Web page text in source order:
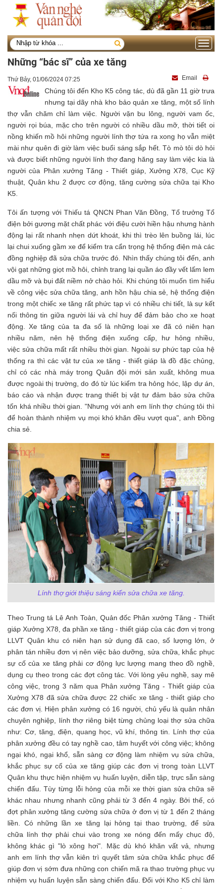
Toggle
Những “bác sĩ” của xe tăng
Thứ Bảy, 01/06/2024 07:25 Email
Chúng tôi đến Kho K5 công tác, dù đã gần 11 giờ trưa
nhưng tại dãy nhà kho bảo quản xe tăng, một số lính
thợ vẫn chăm chỉ làm việc. Người vặn bu lông, người vam ốc,
người rọi búa, mặc cho trên người có nhiều dầu mỡ, thời tiết oi
nồng khiến mồ hôi những người lính thợ tứa ra xong họ vẫn miệt
mài như quên đi giờ làm việc buổi sáng sắp hết. Tò mò tôi dò hỏi
và được biết những người lính thợ đang hăng say làm việc kia là
người của Phân xưởng Tăng - Thiết giáp, Xưởng X78, Cục Kỹ
thuật, Quân khu 2 được cơ động, tăng cường sửa chữa tại Kho
K5.
Tôi ấn tượng với Thiếu tá QNCN Phan Văn Đồng, Tổ trưởng Tổ
điện bởi gương mặt chất phác với điệu cười hiền hậu nhưng hành
động lại rất nhanh nhẹn dứt khoát, khi thì trèo lên buồng lái, lúc
lại chui xuống gầm xe để kiểm tra cẩn trọng hệ thống điện mà các
đồng nghiệp đã sửa chữa trước đó. Nhìn thấy chúng tôi đến, anh
vội gạt những giọt mồ hôi, chỉnh trang lại quần áo đầy vết lấm lem
dầu mỡ và bụi đất niềm nở chào hỏi. Khi chúng tôi muốn tìm hiểu
về công việc sửa chữa tăng, anh hồn hậu chia sẻ, hệ thống điện
trong một chiếc xe tăng rất phức tạp vì có nhiều chi tiết, là sự kết
nối thông tin giữa người lái và chỉ huy để đảm bảo cho xe hoạt
động. Xe tăng của ta đa số là những loại xe đã có niên hạn
nhiều năm, nên hệ thống điện xuống cấp, hư hỏng nhiều,
việc sửa chữa mất rất nhiều thời gian. Ngoài sự phức tạp của hệ
thống ra thì các vật tưcủa xe tăng - thiết giáp là đồ đặc chủng,
chỉ có các nhà máy trong Quân đội mới sản xuất, không mua
được ngoài thị trường, do đó từ lúc kiểm tra hỏng hóc, lập dự án,
báo cáo và nhận được trang thiết bị vật tư đảm bảo sửa chữa
tốn khá nhiều thời gian. "Nhưng với anh em lính thợ chúng tôi thì
để hoàn thành nhiệm vụ mọi khó khăn đều vượt qua", anh Đồng
chia sẻ.
Lính thợ giới thiệu sáng kiến sửa chữa xe tăng.
Theo Trung tá Lê Anh Toàn, Quản đốc Phân xưởng Tăng - Thiết
giáp Xưởng X78, đa phần xe tăng - thiết giáp của các đơn vị trong
LLVT Quân khu có niên hạn sử dụng đã cao, số lượng lớn, ở
phân tán nhiều đơn vị nên việc bảo dưỡng, sửa chữa, khắc phục
sự cố của xe tăng phải cơ động lực lượng mang theo đồ nghề,
dụng cụ theo trong các đợt công tác. Với lòng yêu nghề, say mê
công việc, trong 3 năm qua Phân xưởng Tăng - Thiết giáp của
Xưởng X78 đã sửa chữa được 22 chiếc xe tăng - thiết giáp cho
các đơn vị. Hiện phân xưởng có 16 người, chủ yếu là quân nhân
chuyên nghiệp, lính thợ riêng biệt từng chủng loại thợ sửa chữa
như: Cơ, tăng, điện, quang học, vũ khí, thông tin. Lính thợ của
phân xưởng đều có tay nghề cao, tâm huyết với công việc; không
ngại khó, ngại khổ, sẵn sàng cơ động làm nhiệm vụ sửa chữa,
khắc phục sự cố của xe tăng giúp các đơn vị trong toàn LLVT
Quân khu thực hiện nhiệm vụ huấn luyện, diễn tập, trực sẵn sàng
chiến đấu. Tùy từng lỗi hỏng của mỗi xe thời gian sửa chữa sẽ
khác nhau nhưng nhanh cũng phải từ 3 đến 4 ngày. Bởi thế, có
đợt phân xưởng tăng cường sửa chữa ở đơn vị từ 1 đến 2 tháng
liền. Có những lần xe tăng lại hỏng tại thao trường, để sửa
chữa lính thợ phải chui vào trong xe nóng đến mấy chục độ,
không khác gì "lò xông hơi". Mặc dù khó khăn vất vả, nhưng
anh em lính thợ vẫn kiên trì quyết tâm sửa chữa khắc phục để
giúp đơn vị sớm đưa những con chiến mã ra thao trường phục vụ
nhiệm vụ huấn luyện sẵn sàng chiến đấu. Đối với Kho K5 chỉ làm